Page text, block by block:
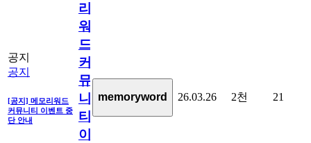
공지
공지
[공지] 메모리워드
커뮤니티 이벤트 중
단 안내
리
워
드
커
뮤
니
티
이
memoryword 26.03.26 2천 21